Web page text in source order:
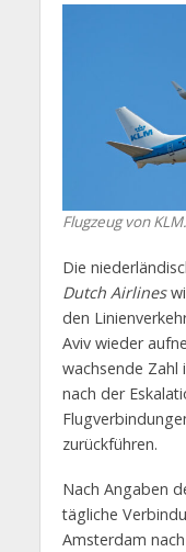
Flugzeug von
Die
Dutch Airlines
den
Aviv wieder
wachsende Zahl
nach der
zurückführen.
Nach Angaben
tägliche
Amsterdam